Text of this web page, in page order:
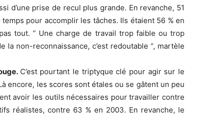
d’une prise de recul plus grande. En revanche, 51
pour accomplir les tâches. Ils étaient 56 % en
tout. ” Une charge de travail trop faible ou trop
non-reconnaissance, c’est redoutable “, martèle
C’est pourtant le triptyque clé pour agir sur le
encore, les scores sont étales ou se gâtent un peu
avoir les outils nécessaires pour travailler contre
réalistes, contre 63 % en 2003. En revanche, le